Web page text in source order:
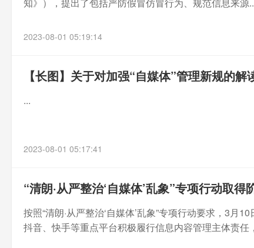
2023-08-01 05:19:14
【长图】关于对加强“自媒体”管理新规的解
...
2023-08-01 05:17:41
“清朗·从严整治‘自媒体’乱象”专项行动取得
按照“清朗·从严整治‘自媒体’乱象”专项行动要求，3月
抖音、快手等重点平台积极履行信息内容管理主体责任